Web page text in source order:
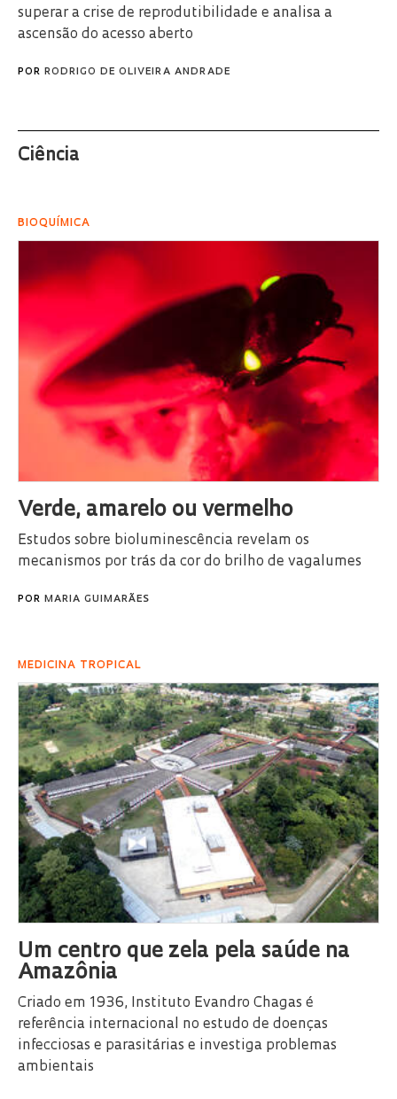
superar a crise de reprodutibilidade e analisa a
ascensão do acesso aberto
POR RODRIGO DE OLIVEIRA ANDRADE
Ciência
BIOQUÍMICA
Verde, amarelo ou vermelho
Estudos sobre bioluminescência revelam os
mecanismos por trás da cor do brilho de vagalumes
POR MARIA GUIMARÃES
MEDICINA TROPICAL
Um centro que zela pela saúde na
Amazônia
Criado em 1936, Instituto Evandro Chagas é
referência internacional no estudo de doenças
infecciosas e parasitárias e investiga problemas
ambientais